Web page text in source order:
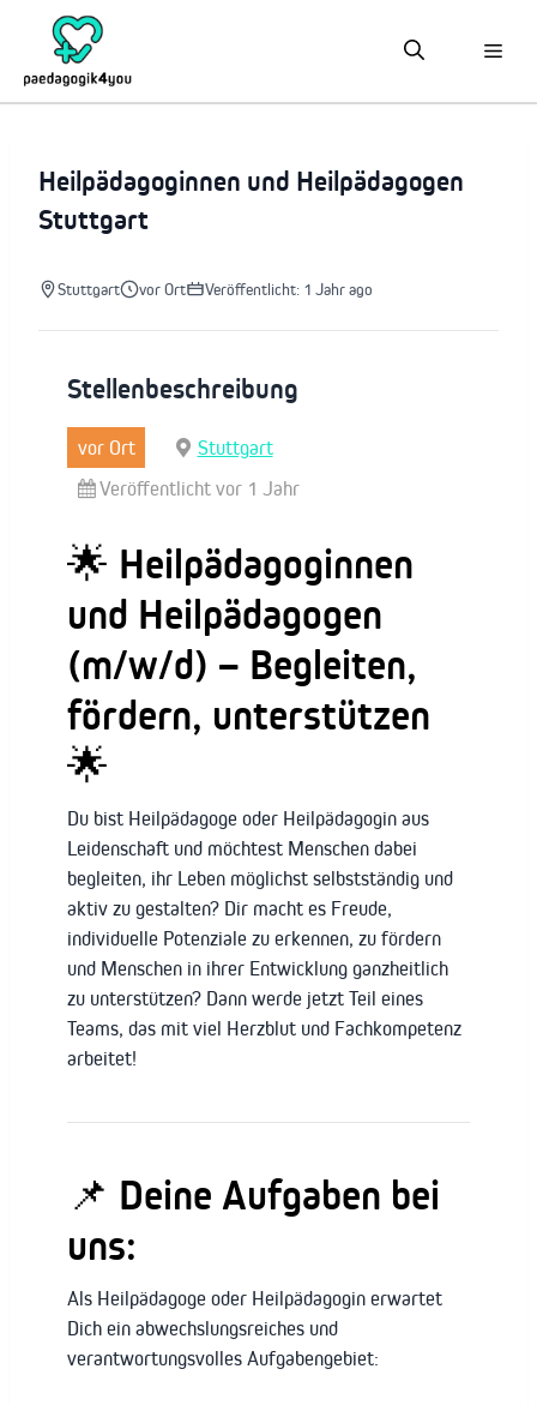
springen
Heilpädagoginnen und Heilpädagogen
Stuttgart
Stuttgart vor Ort Veröffentlicht: 1 Jahr ago
Stellenbeschreibung
vor Ort
Stuttgart
Veröffentlicht vor 1 Jahr
🌟 Heilpädagoginnen
und Heilpädagogen
(m/w/d) – Begleiten,
fördern, unterstützen
🌟
Du bist Heilpädagoge oder Heilpädagogin aus
Leidenschaft und möchtest Menschen dabei
begleiten, ihr Leben möglichst selbstständig und
aktiv zu gestalten? Dir macht es Freude,
individuelle Potenziale zu erkennen, zu fördern
und Menschen in ihrer Entwicklung ganzheitlich
zu unterstützen? Dann werde jetzt Teil eines
Teams, das mit viel Herzblut und Fachkompetenz
arbeitet!
📌 Deine Aufgaben bei
uns:
Als Heilpädagoge oder Heilpädagogin erwartet
Dich ein abwechslungsreiches und
verantwortungsvolles Aufgabengebiet: